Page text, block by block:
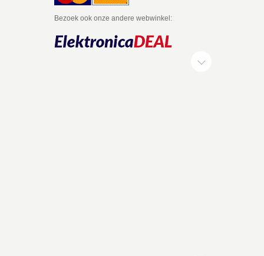
Bezoek ook onze andere webwinkel: